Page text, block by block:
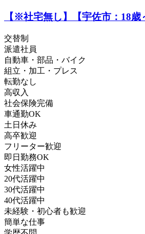
【※社宅無し】【宇佐市：18
交替制
派遣社員
自動車・部品・バイク
組立・加工・プレス
転勤なし
高収入
社会保険完備
車通勤OK
土日休み
高卒歓迎
フリーター歓迎
即日勤務OK
女性活躍中
20代活躍中
30代活躍中
40代活躍中
未経験・初心者も歓迎
簡単な仕事